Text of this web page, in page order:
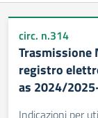
circ. n.314
Trasmissione
registro
as 2024/
Indicazioni per